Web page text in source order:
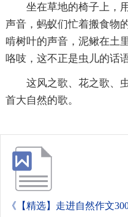
坐在草地的椅子上，
声音，蚂蚁们忙着搬食物
啃树叶的声音，泥鳅在土
咯吱，这不正是虫儿的话
这风之歌、花之歌、
首大自然的歌。
《【精选】走进自然作文